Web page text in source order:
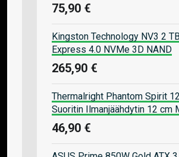
75,90 €
Kingston Technology NV3 2
Express 4.0 NVMe 3D NAND
265,90 €
Thermalright Phantom Spirit
Suoritin Ilmanjäähdytin 12 cm
46,90 €